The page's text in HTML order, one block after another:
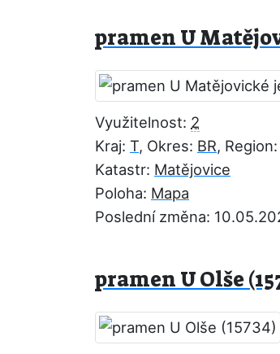
pramen U
Využitelnost: 2
Kraj: T, Okres: BR, Region:
Katastr: Matějovice
Poloha: Mapa
Poslední změna:
pramen U Olše